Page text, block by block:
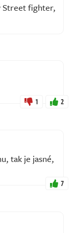
Street fighter,
1 2
tak je jasné,
7